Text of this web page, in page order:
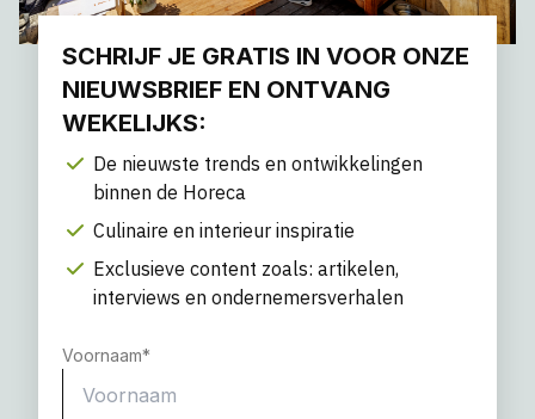
SCHRIJF JE GRATIS IN VOOR ONZE
NIEUWSBRIEF EN ONTVANG
WEKELIJKS:
De nieuwste trends en ontwikkelingen
binnen de Horeca
Culinaire en interieur inspiratie
Exclusieve content zoals: artikelen,
interviews en ondernemersverhalen
Voornaam*